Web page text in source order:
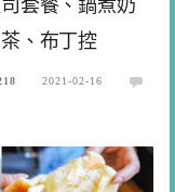
套餐、鍋煮奶
、布丁控
2021-02-16